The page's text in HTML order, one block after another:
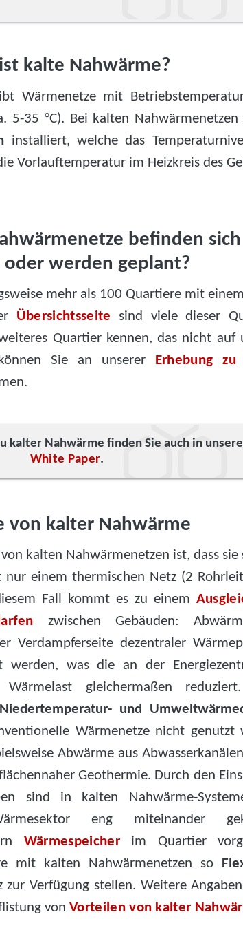
kalte Nahwärme?
Wärmenetze mit
5-35 °C). Bei kalten
installiert, welche das
Vorlauftemperatur im Heizkreis des
befinden
oder werden geplant?
mehr als 100 Quartiere mit
Übersichtsseite sind viele dieser
Quartier kennen, das nicht auf
Sie an unserer
Erhebung
kalter Nahwärme finden Sie auch in
White Paper.
von kalter Nahwärme
kalten Nahwärmenetzen ist, dass sie
nur einem thermischen Netz (2
Fall kommt es zu einem
zwischen Gebäuden:
Verdampferseite dezentraler
werden, was die an der
gleichermaßen
Niedertemperatur- und
Wärmenetze nicht genutzt
Abwärme aus
Geothermie. Durch den
sind in kalten Nahwärme-
eng miteinander
Wärmespeicherim Quartier
mit kalten Nahwärmenetzen so
zur Verfügung stellen. Weitere
von Vorteilen von kalter